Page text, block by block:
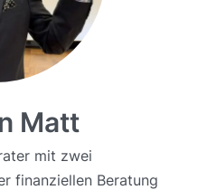
Matt
mit zwei
finanziellen Beratung